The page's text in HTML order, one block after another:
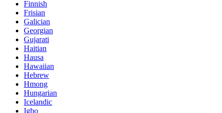
Finnish
Frisian
Galician
Georgian
Gujarati
Haitian
Hausa
Hawaiian
Hebrew
Hmong
Hungarian
Icelandic
Igbo